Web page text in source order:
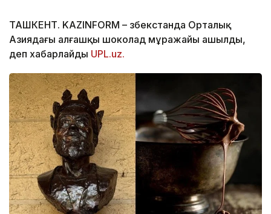
ТАШКЕНТ. KAZINFORM – Өзбекстанда Орталық
Азиядағы алғашқы шоколад мұражайы ашылды,
деп хабарлайды UPL.uz.